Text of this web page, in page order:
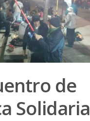
de
Solidaria